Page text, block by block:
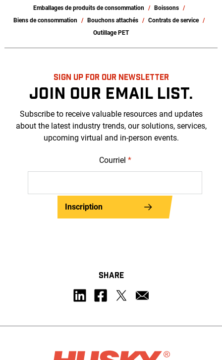
Emballages de produits de consommation
Boissons
Biens de consommation
Bouchons attachés
Contrats de service
Outillage PET
SIGN UP FOR OUR NEWSLETTER
JOIN OUR EMAIL LIST.
Subscribe to receive valuable resources and updates
about the latest industry trends, our solutions, services,
upcoming virtual and in-person events.
Courriel *
Inscription
SHARE